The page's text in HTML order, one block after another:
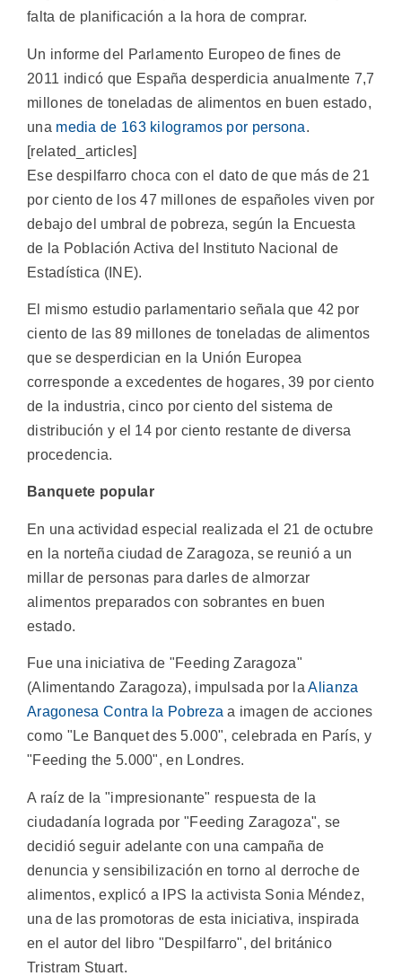
falta de planificación a la hora de comprar.
Un informe del Parlamento Europeo de fines de
2011 indicó que España desperdicia anualmente 7,7
millones de toneladas de alimentos en buen estado,
una media de 163 kilogramos por persona.
[related_articles]
Ese despilfarro choca con el dato de que más de 21
por ciento de los 47 millones de españoles viven por
debajo del umbral de pobreza, según la Encuesta
de la Población Activa del Instituto Nacional de
Estadística (INE).
El mismo estudio parlamentario señala que 42 por
ciento de las 89 millones de toneladas de alimentos
que se desperdician en la Unión Europea
corresponde a excedentes de hogares, 39 por ciento
de la industria, cinco por ciento del sistema de
distribución y el 14 por ciento restante de diversa
procedencia.
Banquete popular
En una actividad especial realizada el 21 de octubre
en la norteña ciudad de Zaragoza, se reunió a un
millar de personas para darles de almorzar
alimentos preparados con sobrantes en buen
estado.
Fue una iniciativa de "Feeding Zaragoza"
(Alimentando Zaragoza), impulsada por laAlianza
Aragonesa Contra la Pobreza a imagen de acciones
como "Le Banquet des 5.000", celebrada en París, y
"Feeding the 5.000", en Londres.
A raíz de la "impresionante" respuesta de la
ciudadanía lograda por "Feeding Zaragoza", se
decidió seguir adelante con una campaña de
denuncia y sensibilización en torno al derroche de
alimentos, explicó a IPS la activista Sonia Méndez,
una de las promotoras de esta iniciativa, inspirada
en el autor del libro "Despilfarro", del británico
Tristram Stuart.